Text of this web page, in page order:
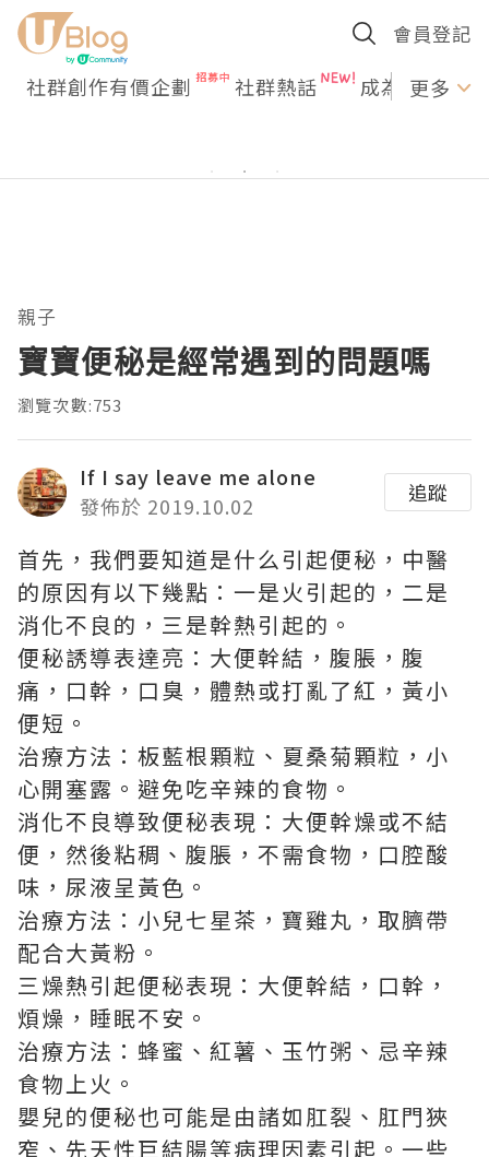
會員登記
社群創作有價企劃 社群熱話 成為U更多
親子
寶寶便秘是經常遇到的問題嗎
瀏覽次數:753
If I say leave me alone
發佈於 2019.10.02
追蹤
首先，我們要知道是什么引起便秘，中醫
的原因有以下幾點：一是火引起的，二是
消化不良的，三是幹熱引起的。
便秘誘導表達亮：大便幹結，腹脹，腹
痛，口幹，口臭，體熱或打亂了紅，黃小
便短。
治療方法：板藍根顆粒、夏桑菊顆粒，小
心開塞露。避免吃辛辣的食物。
消化不良導致便秘表現：大便幹燥或不結
便，然後粘稠、腹脹，不需食物，口腔酸
味，尿液呈黃色。
治療方法：小兒七星茶，寶雞丸，取臍帶
配合大黃粉。
三燥熱引起便秘表現：大便幹結，口幹，
煩燥，睡眠不安。
治療方法：蜂蜜、紅薯、玉竹粥、忌辛辣
食物上火。
嬰兒的便秘也可能是由諸如肛裂、肛門狹
窄、先天性巨結腸等病理因素引起。一些